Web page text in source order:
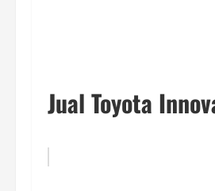
Jual Toyota